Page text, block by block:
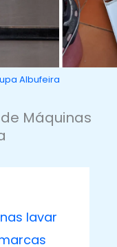
Albufeira
Máquinas
lavar